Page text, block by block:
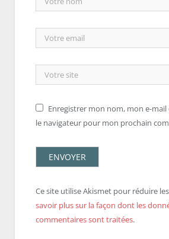
Enregistrer mon nom, mon e-
le navigateur pour mon prochain
Ce site utilise Akismet pour réduire
savoir plus sur la façon dont les
commentaires sont traitées.